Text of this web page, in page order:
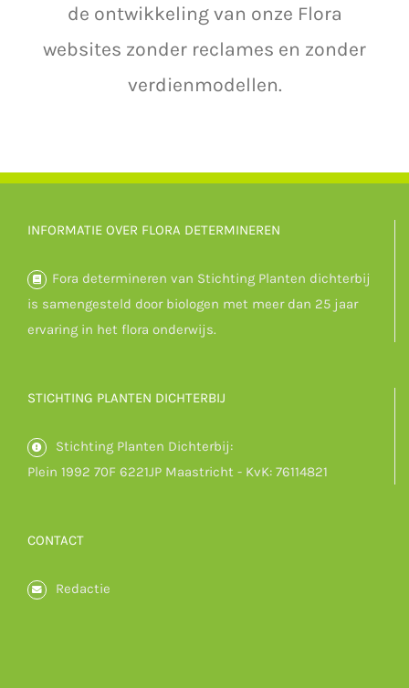
de ontwikkeling van onze Flora
websites zonder reclames en zonder
verdienmodellen.
INFORMATIE OVER FLORA DETERMINEREN
Fora determineren van Stichting Planten dichterbij
is samengesteld door biologen met meer dan 25 jaar
ervaring in het flora onderwijs.
STICHTING PLANTEN DICHTERBIJ
Stichting Planten Dichterbij:
Plein 1992 70F 6221JP Maastricht - KvK: 76114821
CONTACT
Redactie